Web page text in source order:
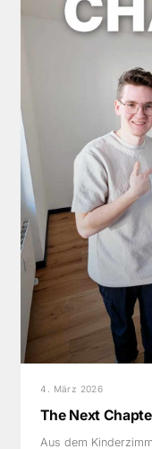
4. März 2026
The Next
Aus dem